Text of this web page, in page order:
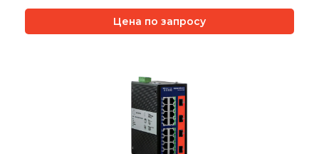
Цена по запросу